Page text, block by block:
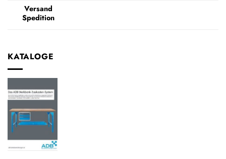
Versand
Spedition
KATALOGE